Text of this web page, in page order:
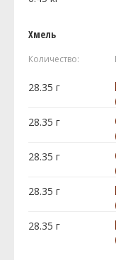
Хмель
Количество:
28.35 г
28.35 г
28.35 г
28.35 г
28.35 г